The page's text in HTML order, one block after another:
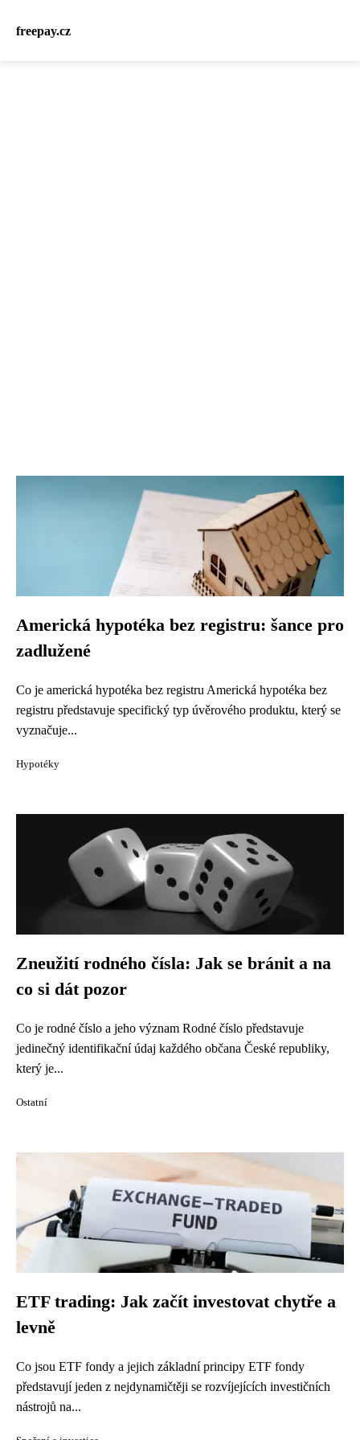
freepay.cz
Americká hypotéka bez registru: šance pro
zadlužené
Co je americká hypotéka bez registru Americká hypotéka bez
registru představuje specifický typ úvěrového produktu, který se
vyznačuje...
Hypotéky
Zneužití rodného čísla: Jak se bránit a na
co si dát pozor
Co je rodné číslo a jeho význam Rodné číslo představuje
jedinečný identifikační údaj každého občana České republiky,
který je...
Ostatní
ETF trading: Jak začít investovat chytře a
levně
Co jsou ETF fondy a jejich základní principy ETF fondy
představují jeden z nejdynamičtěji se rozvíjejících investičních
nástrojů na...